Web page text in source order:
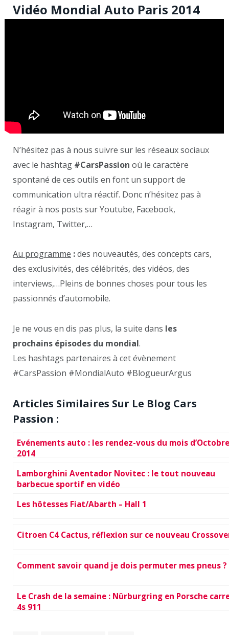
Vidéo Mondial Auto Paris 2014
N’hésitez pas à nous suivre sur les réseaux sociaux
avec le hashtag #CarsPassion où le caractère
spontané de ces outils en font un support de
communication ultra réactif. Donc n’hésitez pas à
réagir à nos posts sur Youtube, Facebook,
Instagram, Twitter,…
Au programme :des nouveautés, des concepts cars,
des exclusivités, des célébrités, des vidéos, des
interviews,…Pleins de bonnes choses pour tous les
passionnés d’automobile.
Je ne vous en dis pas plus, la suite dans les
prochains épisodes du mondial.
Les hashtags partenaires à cet évènement
#CarsPassion #MondialAuto #BlogueurArgus
Articles Similaires Sur Le Blog Cars
Passion :
Evénements auto : les rendez-vous du mois d’Octobre
2014
Lamborghini Aventador Novitec : le tout nouveau
barbecue sportif en vidéo
Les hôtesses Fiat/Abarth – Hall 1
Citroen C4 Cactus, réflexion sur ce nouveau
Comment savoir quand je dois permuter mes pneus ?
Le Crash de la semaine : Nürburgring en Porsche
4s 911